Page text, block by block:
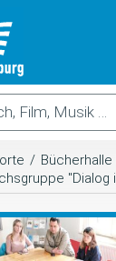
/
"Dialog